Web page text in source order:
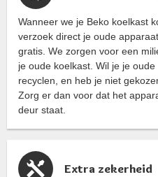
Wanneer we je Beko koelkast
verzoek direct je oude
gratis. We zorgen voor een
je oude koelkast. Wil je je
recyclen, en heb je niet
Zorg er dan voor dat het
deur staat.
Extra zekerheid